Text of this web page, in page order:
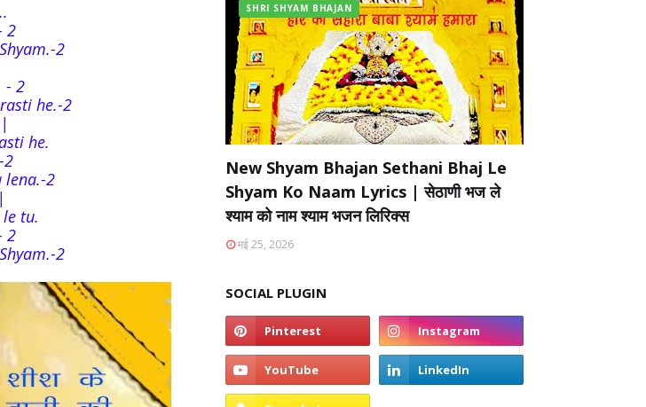
2
2
- 2
he.-2
he.
2
lena.-2
tu.
2
2
SHRI SHYAM BHAJAN
New Shyam Bhajan Sethani Bhaj Le
Shyam Ko Naam Lyrics | सेठाणी भज ले
श्याम को नाम श्याम भजन लिरिक्स
मई 25, 2026
SOCIAL PLUGIN